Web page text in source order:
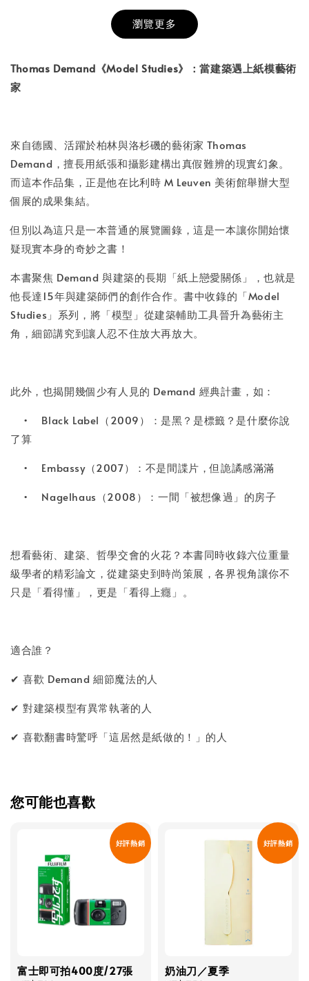
書本包膜服務
NT$ 50
- +
瀏覽更多
Thomas Demand《Model Studies》：當建築遇上紙模藝術
家
來自德國、活躍於柏林與洛杉磯的藝術家 Thomas
Demand，擅長用紙張和攝影建構出真假難辨的現實幻象。
而這本作品集，正是他在比利時 M Leuven 美術館舉辦大型
個展的成果集結。
但別以為這只是一本普通的展覽圖錄，這是一本讓你開始懷
疑現實本身的奇妙之書！
本書聚焦 Demand 與建築的長期「紙上戀愛關係」，也就是
他長達15年與建築師們的創作合作。書中收錄的「Model
Studies」系列，將「模型」從建築輔助工具晉升為藝術主
角，細節講究到讓人忍不住放大再放大。
此外，也揭開幾個少有人見的 Demand 經典計畫，如：
•
Black Label（2009）：是黑？是標籤？是什麼你說
了算
•
Embassy（2007）：不是間諜片，但詭譎感滿滿
•
Nagelhaus（2008）：一間「被想像過」的房子
想看藝術、建築、哲學交會的火花？本書同時收錄六位重量
級學者的精彩論文，從建築史到時尚策展，各界視角讓你不
只是「看得懂」，更是「看得上癮」。
適合誰？
✔ 喜歡 Demand 細節魔法的人
✔ 對建築模型有異常執著的人
✔ 喜歡翻書時驚呼「這居然是紙做的！」的人
您可能也喜歡
好評熱銷
富士即可拍400度/27張
好評熱銷
奶油刀／夏季